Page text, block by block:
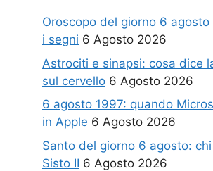
Oroscopo del giorno 6
i segni 6 Agosto 2026
Astrociti e sinapsi: cosa dice
sul cervello 6 Agosto 2026
6 agosto 1997: quando
in Apple 6 Agosto 2026
Santo del giorno 6 agosto:
Sisto II 6 Agosto 2026